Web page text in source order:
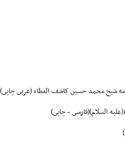
شیخ محمد حسین کاشف الغطاء (عربى چاپى)
(علیه السلام)(فارسى - چاپى)